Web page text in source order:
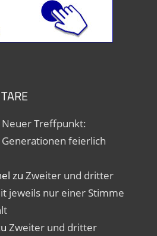
Neuer Treffpunkt:
feierlich
zu Zweiter und dritter
jeweils nur einer Stimme
Zweiter und dritter